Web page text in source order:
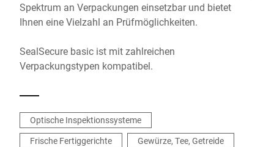
Spektrum an Verpackungen einsetzbar und bietet
Ihnen eine Vielzahl an Prüfmöglichkeiten.
SealSecure basic ist mit zahlreichen
Verpackungstypen kompatibel.
Optische Inspektionssysteme
Frische Fertiggerichte
Gewürze, Tee, Getreide